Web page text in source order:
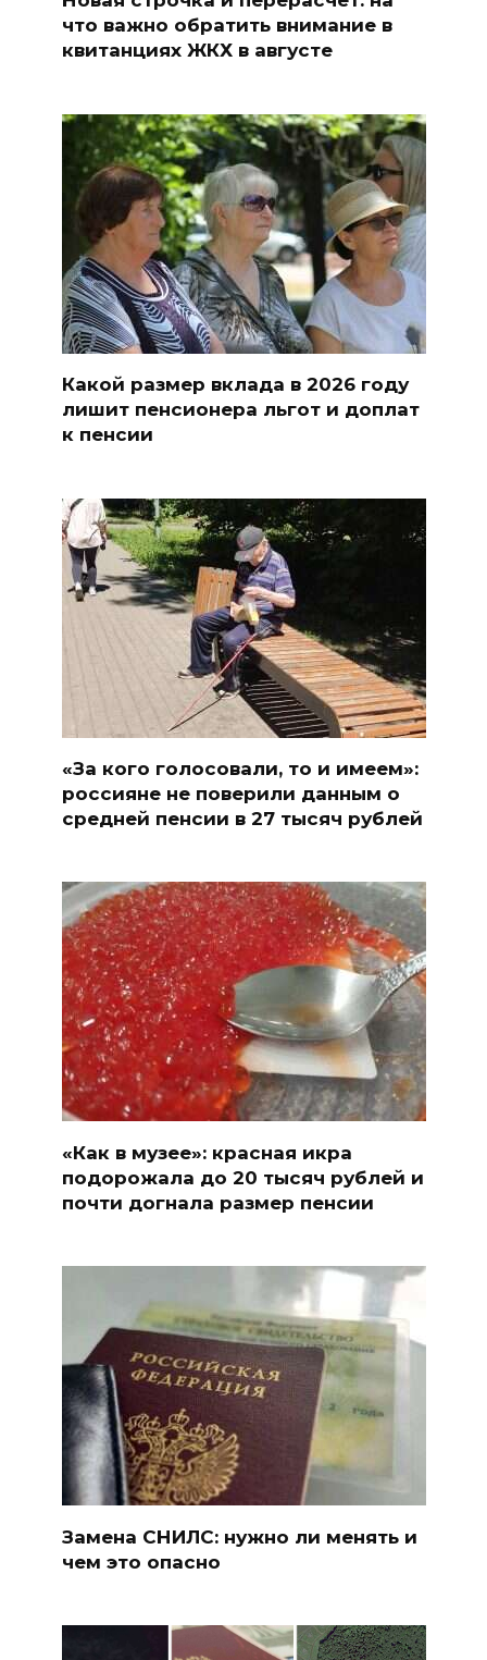
что важно обратить внимание в
квитанциях ЖКХ в августе
Какой размер вклада в 2026 году
лишит пенсионера льгот и доплат
к пенсии
«За кого голосовали, то и имеем»:
россияне не поверили данным о
средней пенсии в 27 тысяч рублей
«Как в музее»: красная икра
подорожала до 20 тысяч рублей и
почти догнала размер пенсии
Замена СНИЛС: нужно ли менять и
чем это опасно